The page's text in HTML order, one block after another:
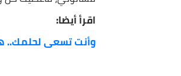
كما أن الله سبحانه وتعالى
ضري فتضروني ولن تبلغوا
رجل واحد منكم ما زاد ذلك